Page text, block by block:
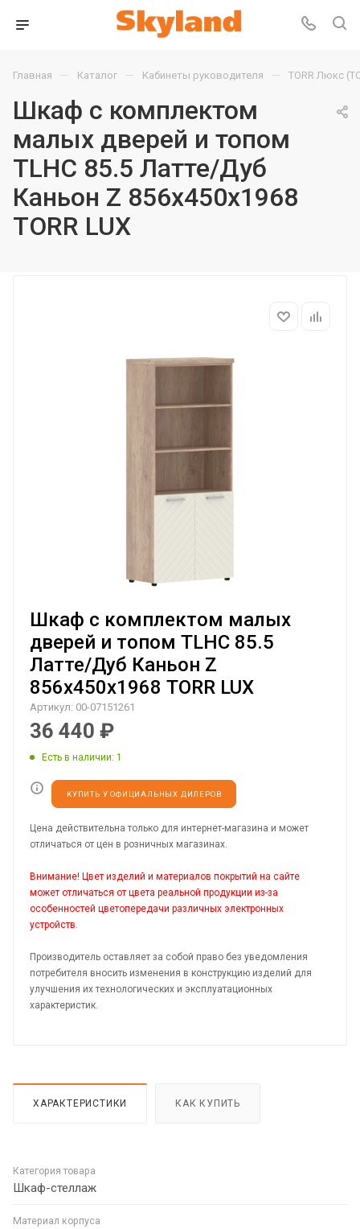
Главная — Каталог — Кабинеты руководителя — TORR Люкс
Шкаф с комплектом
малых дверей и топом
TLHC 85.5 Латте/Дуб
Каньон Z 856х450х1968
TORR LUX
Шкаф с комплектом малых
дверей и топом TLHC 85.5
Латте/Дуб Каньон Z
856х450х1968 TORR LUX
Артикул: 00-07151261
36 440 ₽
Есть в наличии: 1
КУПИТЬ У ОФИЦИАЛЬНЫХ ДИЛЕРОВ
Цена действительна только для интернет-магазина и может
отличаться от цен в розничных магазинах.
Внимание! Цвет изделий и материалов покрытий на сайте
может отличаться от цвета реальной продукции из-за
особенностей цветопередачи различных электронных
устройств.
Производитель оставляет за собой право без уведомления
потребителя вносить изменения в конструкцию изделий для
улучшения их технологических и эксплуатационных
характеристик.
ХАРАКТЕРИСТИКИ КАК КУПИТЬ
Категория товара
Шкаф-стеллаж
Материал корпуса